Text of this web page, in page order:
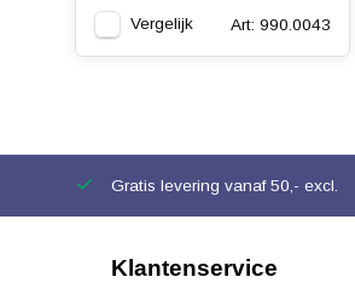
Vergelijk Art: 990.0043
Gratis levering vanaf 50,- excl.
Klantenservice